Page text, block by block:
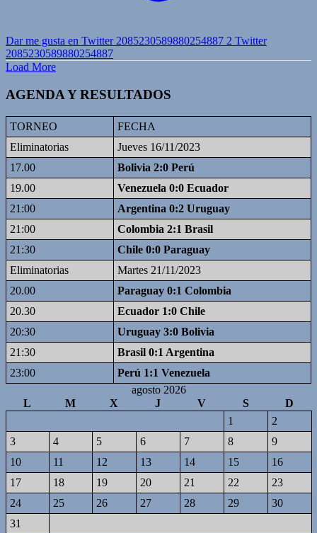
Dar me gusta en Twitter 2085230589880254887 2 Twitter
2085230589880254887
Load More
AGENDA Y RESULTADOS
TORNEO
FECHA
Eliminatorias
Jueves 16/11/2023
17.00
Bolivia 2:0 Perú
19.00
Venezuela 0:0 Ecuador
21:00
Argentina 0:2 Uruguay
21:00
Colombia 2:1 Brasil
21:30
Chile 0:0 Paraguay
Eliminatorias
Martes 21/11/2023
20.00
Paraguay 0:1 Colombia
20.30
Ecuador 1:0 Chile
20:30
Uruguay 3:0 Bolivia
21:30
Brasil 0:1 Argentina
23:00
Perú 1:1 Venezuela
agosto 2026
L
M X J V S
D
1
2
3
4 5 6 7 8
9
10
11 12 13 14 15
16
17
18 19 20 21 22
23
24
25 26 27 28 29
30
31